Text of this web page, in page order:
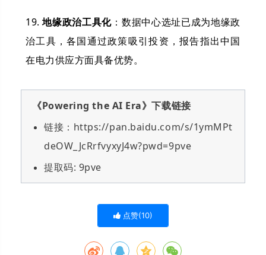
19.地缘政治工具化 ：数据中心选址已成为地缘政
治工具，各国通过政策吸引投资，报告指出中国
在电力供应方面具备优势。
《Powering the AI Era》下载链接
链接：https://pan.baidu.com/s/1ymMPt
deOW_JcRrfvyxyJ4w?pwd=9pve
提取码: 9pve
点赞(10)